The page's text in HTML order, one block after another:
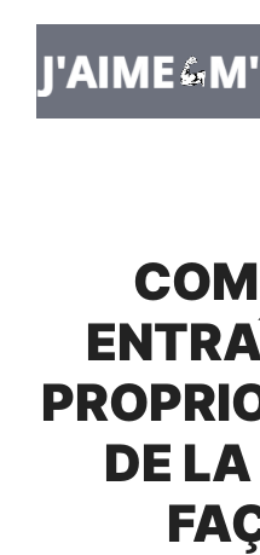
Aller
DE